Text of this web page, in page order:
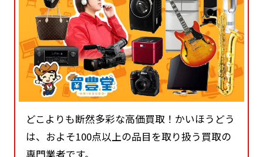
どこよりも断然多彩な高価買取！かいほうどう
は、およそ100点以上の品目を取り扱う買取の
専門業者です。